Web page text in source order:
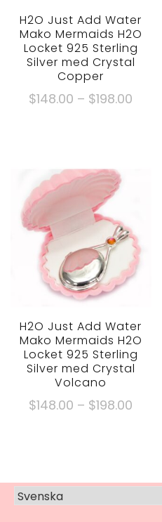
H2O Just Add Water
Mako Mermaids H2O
Locket 925 Sterling
Silver med Crystal
Copper
$148.00 – $198.00
flera
varianter.
Alternativen
kan
väljas
på
produktsidan
H2O Just Add Water
Mako Mermaids H2O
Locket 925 Sterling
Silver med Crystal
Volcano
$148.00 – $198.00
flera
varianter.